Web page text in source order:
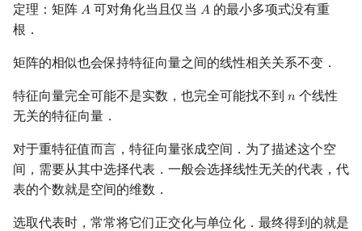
定理：矩阵 𝐴
A 可对角化当且仅当 𝐴
A 的最小多项式没有重
根．
矩阵的相似也会保持特征向量之间的线性相关关系不变．
特征向量完全可能不是实数，也完全可能找不到 𝑛
n 个线性
无关的特征向量．
对于重特征值而言，特征向量张成空间．为了描述这个空
间，需要从其中选择代表．一般会选择线性无关的代表，代
表的个数就是空间的维数．
选取代表时，常常将它们正交化与单位化．最终得到的就是